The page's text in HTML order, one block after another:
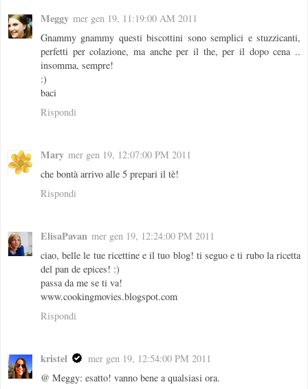
Meggy mer gen 19, 11:19:00 AM 2011
Gnammy gnammy questi biscottini sono semplici e stuzzicanti,
perfetti per colazione, ma anche per il the, per il dopo cena ..
insomma, sempre!
:)
baci
Rispondi
Mary mer gen 19, 12:07:00 PM 2011
che bontà arrivo alle 5 prepari il tè!
Rispondi
ElisaPavan mer gen 19, 12:24:00 PM 2011
ciao, belle le tue ricettine e il tuo blog! ti seguo e ti rubo la ricetta
del pan de epices! :)
passa da me se ti va!
www.cookingmovies.blogspot.com
Rispondi
kristel
mer gen 19, 12:54:00 PM 2011
@ Meggy: esatto! vanno bene a qualsiasi ora.